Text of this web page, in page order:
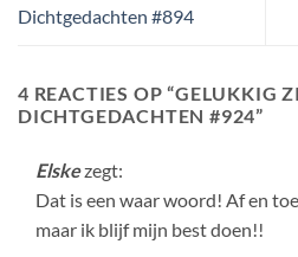
Dichtgedachten #894
4 REACTIES OP “GELUKKIG
DICHTGEDACHTEN #924”
Elskezegt:
Dat is een waar woord! Af en
maar ik blijf mijn best doen!!